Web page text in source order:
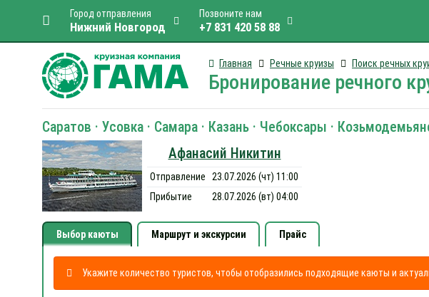
Город отправления
Нижний Новгород
Позвоните нам
+7 831 420 58 88
Главная Речные круизы Поиск речных
Бронирование речного
Саратов · Усовка · Самара · Казань · Чебоксары ·
Афанасий Никитин
Отправление
23.07.2026 (чт) 11:00
Прибытие
28.07.2026 (вт) 04:00
Выбор каюты Маршрут и экскурсии Прайс
Укажите количество туристов, чтобы отобразились подходящие каюты и